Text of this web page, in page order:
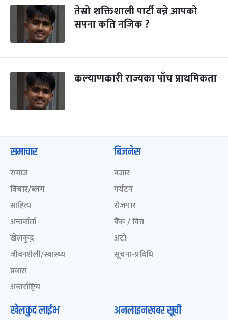
तेस्रो शक्तिशाली पार्टी बन्ने आपको
सपना कति नजिक ?
कल्याणकारी राज्यका पाँच प्राथमिकता
समाचार
समाज
विचार/ब्लग
साहित्य
अन्तर्वार्ता
खेलकुद़़
जीवनशैली/स्वास्थ्य
प्रवास
अन्तर्राष्ट्रिय
बिजनेस
बजार
पर्यटन
रोजगार
बैंक / वित्त
अटो
सूचना-प्रविधि
खेलकुद लाईभ अनलाइनखबर सूची